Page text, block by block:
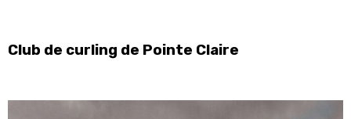
Club de curling de Pointe Claire